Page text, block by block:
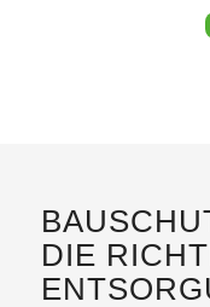
DIE